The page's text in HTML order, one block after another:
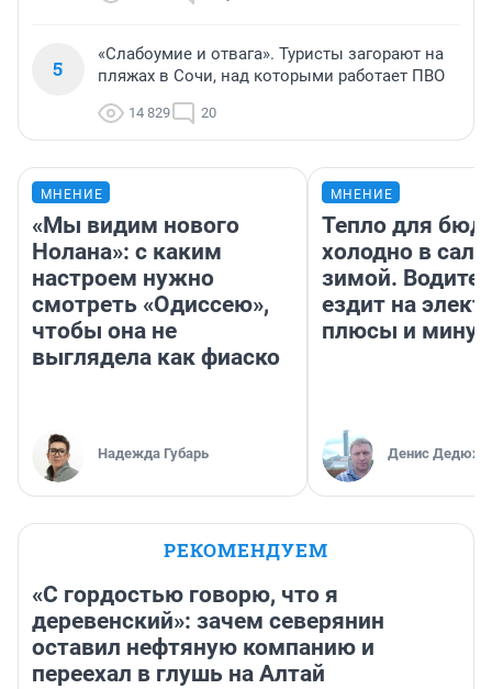
5
«Слабоумие и отвага». Туристы загорают на
пляжах в Сочи, над которыми работает ПВО
14 829 20
МНЕНИЕ
«Мы видим нового
Нолана»: с каким
настроем нужно
смотреть «Одиссею»,
чтобы она не
выглядела как фиаско
Надежда Губарь
МНЕНИЕ
Тепло для
холодно в
зимой.
ездит на
плюсы и
Денис
РЕКОМЕНДУЕМ
«С гордостью говорю, что я
деревенский»: зачем северянин
оставил нефтяную компанию и
переехал в глушь на Алтай